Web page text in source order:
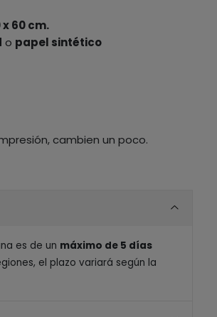
x 60 cm.
o papel sintético
cambien un poco.
es de un máximo de 5 días
el plazo variará según la